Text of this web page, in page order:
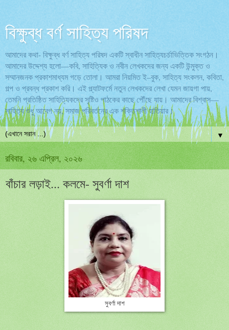
বিক্ষুব্ধ বর্ণ সাহিত্য পরিষদ
আমাদের কথা- বিক্ষুব্ধ বর্ণ সাহিত্য পরিষদ একটি স্বাধীন সাহিত্যচর্চাভিত্তিক সংগঠন।
আমাদের উদ্দেশ্য হলো—কবি, সাহিত্যিক ও নবীন লেখকদের জন্য একটি উন্মুক্ত ও
সম্মানজনক প্রকাশমাধ্যম গড়ে তোলা। আমরা নিয়মিত ই–বুক, সাহিত্য সংকলন, কবিতা,
গল্প ও প্রবন্ধ প্রকাশ করি। এই প্ল্যাটফর্মে নতুন লেখকদের লেখা যেমন জায়গা পায়,
তেমনি প্রতিষ্ঠিত সাহিত্যিকদের সৃষ্টিও পাঠকের কাছে পৌঁছে যায়। আমাদের বিশ্বাস—
সাহিত্য শুধু আবেগ নয়, সমাজ পরিবর্তনের এক শক্তিশালী হাতিয়ার।
▼
রবিবার, ২৬ এপ্রিল, ২০২৬
বাঁচার লড়াই... কলমে- সুবর্ণা দাশ
সুবর্ণা দাশ